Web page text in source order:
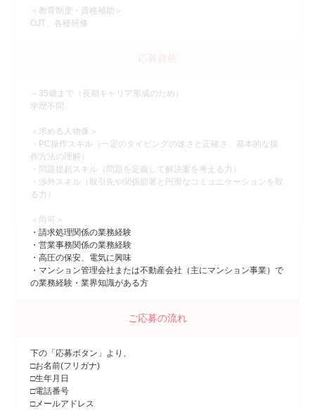
＜教育制度・資格補助＞
OJT、各種研修
応募資格
～35歳まで（長期キャリア形成のため）
学歴不問
＜求める人物像＞
・PC操作スキル（一定のタイピングの速さと正確さ、基本的な操
作方法の理解）
・問題提起スキル（問題を定義して解決案を考える力）
・渉外スキル（取引先や関係部署と円滑なコミュニケーションを取
る力）
＜尚可＞
・請求処理関係の業務経験
・営業事務関係の業務経験
・高圧の保安、電気に興味
・マンション管理会社または不動産会社（主にマンション事業）で
の業務経験・業界知識がある方
ご応募の流れ
下の「応募ボタン」より、
□お名前(フリガナ)
□生年月日
□電話番号
□メールアドレス